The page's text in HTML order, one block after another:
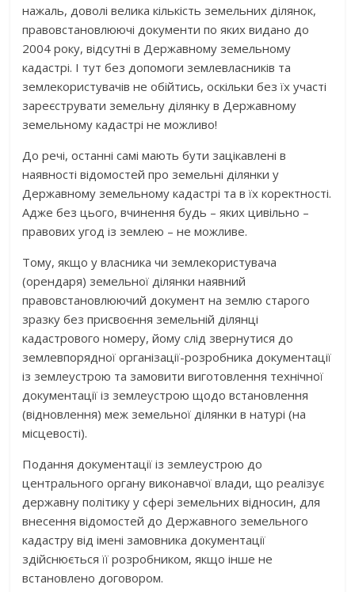
нажаль, доволі велика кількість земельних ділянок,
правовстановлюючі документи по яких видано до
2004 року, відсутні в Державному земельному
кадастрі. І тут без допомоги землевласників та
землекористувачів не обійтись, оскільки без їх участі
зареєструвати земельну ділянку в Державному
земельному кадастрі не можливо!
До речі, останні самі мають бути зацікавлені в
наявності відомостей про земельні ділянки у
Державному земельному кадастрі та в їх коректності.
Адже без цього, вчинення будь – яких цивільно –
правових угод із землею – не можливе.
Тому, якщо у власника чи землекористувача
(орендаря) земельної ділянки наявний
правовстановлюючий документ на землю старого
зразку без присвоєння земельній ділянці
кадастрового номеру, йому слід звернутися до
землевпорядної організації-розробника документації
із землеустрою та замовити виготовлення технічної
документації із землеустрою щодо встановлення
(відновлення) меж земельної ділянки в натурі (на
місцевості).
Подання документації із землеустрою до
центрального органу виконавчої влади, що реалізує
державну політику у сфері земельних відносин, для
внесення відомостей до Державного земельного
кадастру від імені замовника документації
здійснюється її розробником, якщо інше не
встановлено договором.